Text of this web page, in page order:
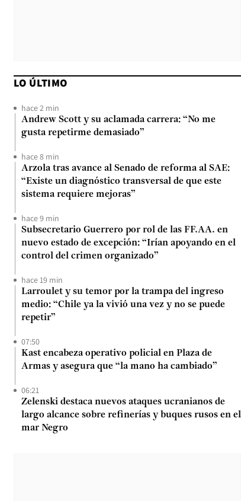
LO ÚLTIMO
hace 2 min
Andrew Scott y su aclamada carrera: “No me
gusta repetirme demasiado”
hace 8 min
Arzola tras avance al Senado de reforma al SAE:
“Existe un diagnóstico transversal de que este
sistema requiere mejoras”
hace 9 min
Subsecretario Guerrero por rol de las FF.AA. en
nuevo estado de excepción: “Irían apoyando en el
control del crimen organizado”
hace 19 min
Larroulet y su temor por la trampa del ingreso
medio: “Chile ya la vivió una vez y no se puede
repetir”
07:50
Kast encabeza operativo policial en Plaza de
Armas y asegura que “la mano ha cambiado”
06:21
Zelenski destaca nuevos ataques ucranianos de
largo alcance sobre refinerías y buques rusos en el
mar Negro